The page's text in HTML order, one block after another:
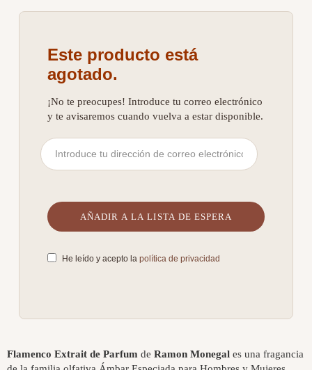
Este producto está
agotado.
¡No te preocupes! Introduce tu correo electrónico
y te avisaremos cuando vuelva a estar disponible.
He leído y acepto la política de privacidad
Flamenco Extrait de Parfum de Ramon Monegal es una fragancia